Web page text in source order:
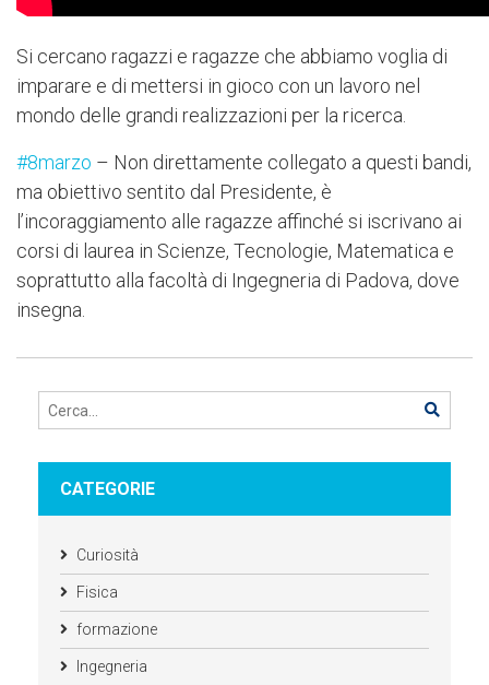
Si cercano ragazzi e ragazze che abbiamo voglia di
imparare e di mettersi in gioco con un lavoro nel
mondo delle grandi realizzazioni per la ricerca.
#8marzo – Non direttamente collegato a questi bandi,
ma obiettivo sentito dal Presidente, è
l’incoraggiamento alle ragazze affinché si iscrivano ai
corsi di laurea in Scienze, Tecnologie, Matematica e
soprattutto alla facoltà di Ingegneria di Padova, dove
insegna.
CATEGORIE
Curiosità
Fisica
formazione
Ingegneria